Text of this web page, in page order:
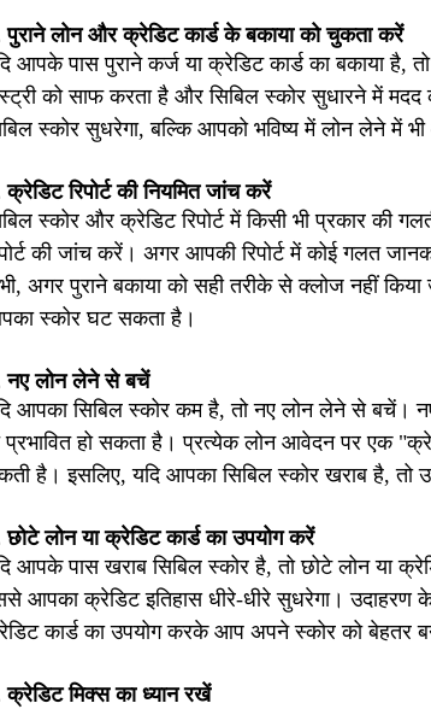
पुराने लोन और क्रेडिट कार्ड के बकाया को चुकता करें
आपके पास पुराने कर्ज या क्रेडिट कार्ड का बकाया
को साफ करता है और सिबिल स्कोर सुधारने में
स्कोर सुधरेगा, बल्कि आपको भविष्य में लोन लेने में भी
रिपोर्ट की नियमित जांच करें
स्कोर और क्रेडिट रिपोर्ट में किसी भी प्रकार
की जांच करें। अगर आपकी रिपोर्ट में कोई गलत
अगर पुराने बकाया को सही तरीके से क्लोज नहीं
स्कोर घट सकता है।
नए लोन लेने से बचें
आपका सिबिल स्कोर कम है, तो नए लोन लेने से
प्रभावित हो सकता है। प्रत्येक लोन आवेदन पर एक
है। इसलिए, यदि आपका सिबिल स्कोर खराब है,
लोन या क्रेडिट कार्ड का उपयोग करें
आपके पास खराब सिबिल स्कोर है, तो छोटे लोन या
आपका क्रेडिट इतिहास धीरे-धीरे सुधरेगा। उदाहरण
कार्ड का उपयोग करके आप अपने स्कोर को बेहतर
क्रेडिट मिक्स का ध्यान रखें